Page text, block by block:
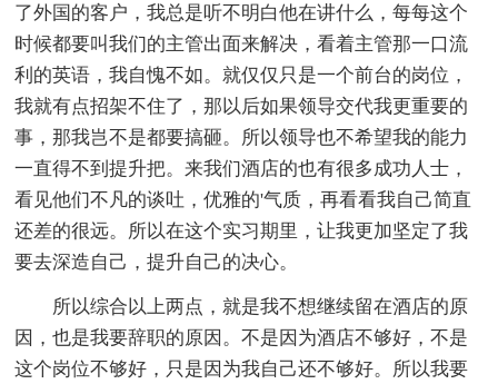
了外国的客户，我总是听不明白他在讲什么，每每这个
时候都要叫我们的主管出面来解决，看着主管那一口流
利的英语，我自愧不如。就仅仅只是一个前台的岗位，
我就有点招架不住了，那以后如果领导交代我更重要的
事，那我岂不是都要搞砸。所以领导也不希望我的能力
一直得不到提升把。来我们酒店的也有很多成功人士，
看见他们不凡的谈吐，优雅的'气质，再看看我自己简直
还差的很远。所以在这个实习期里，让我更加坚定了我
要去深造自己，提升自己的决心。
所以综合以上两点，就是我不想继续留在酒店的原
因，也是我要辞职的原因。不是因为酒店不够好，不是
这个岗位不够好，只是因为我自己还不够好。所以我要